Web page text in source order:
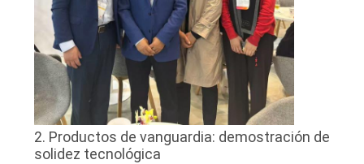
2. Productos de vanguardia: demostración de
solidez tecnológica